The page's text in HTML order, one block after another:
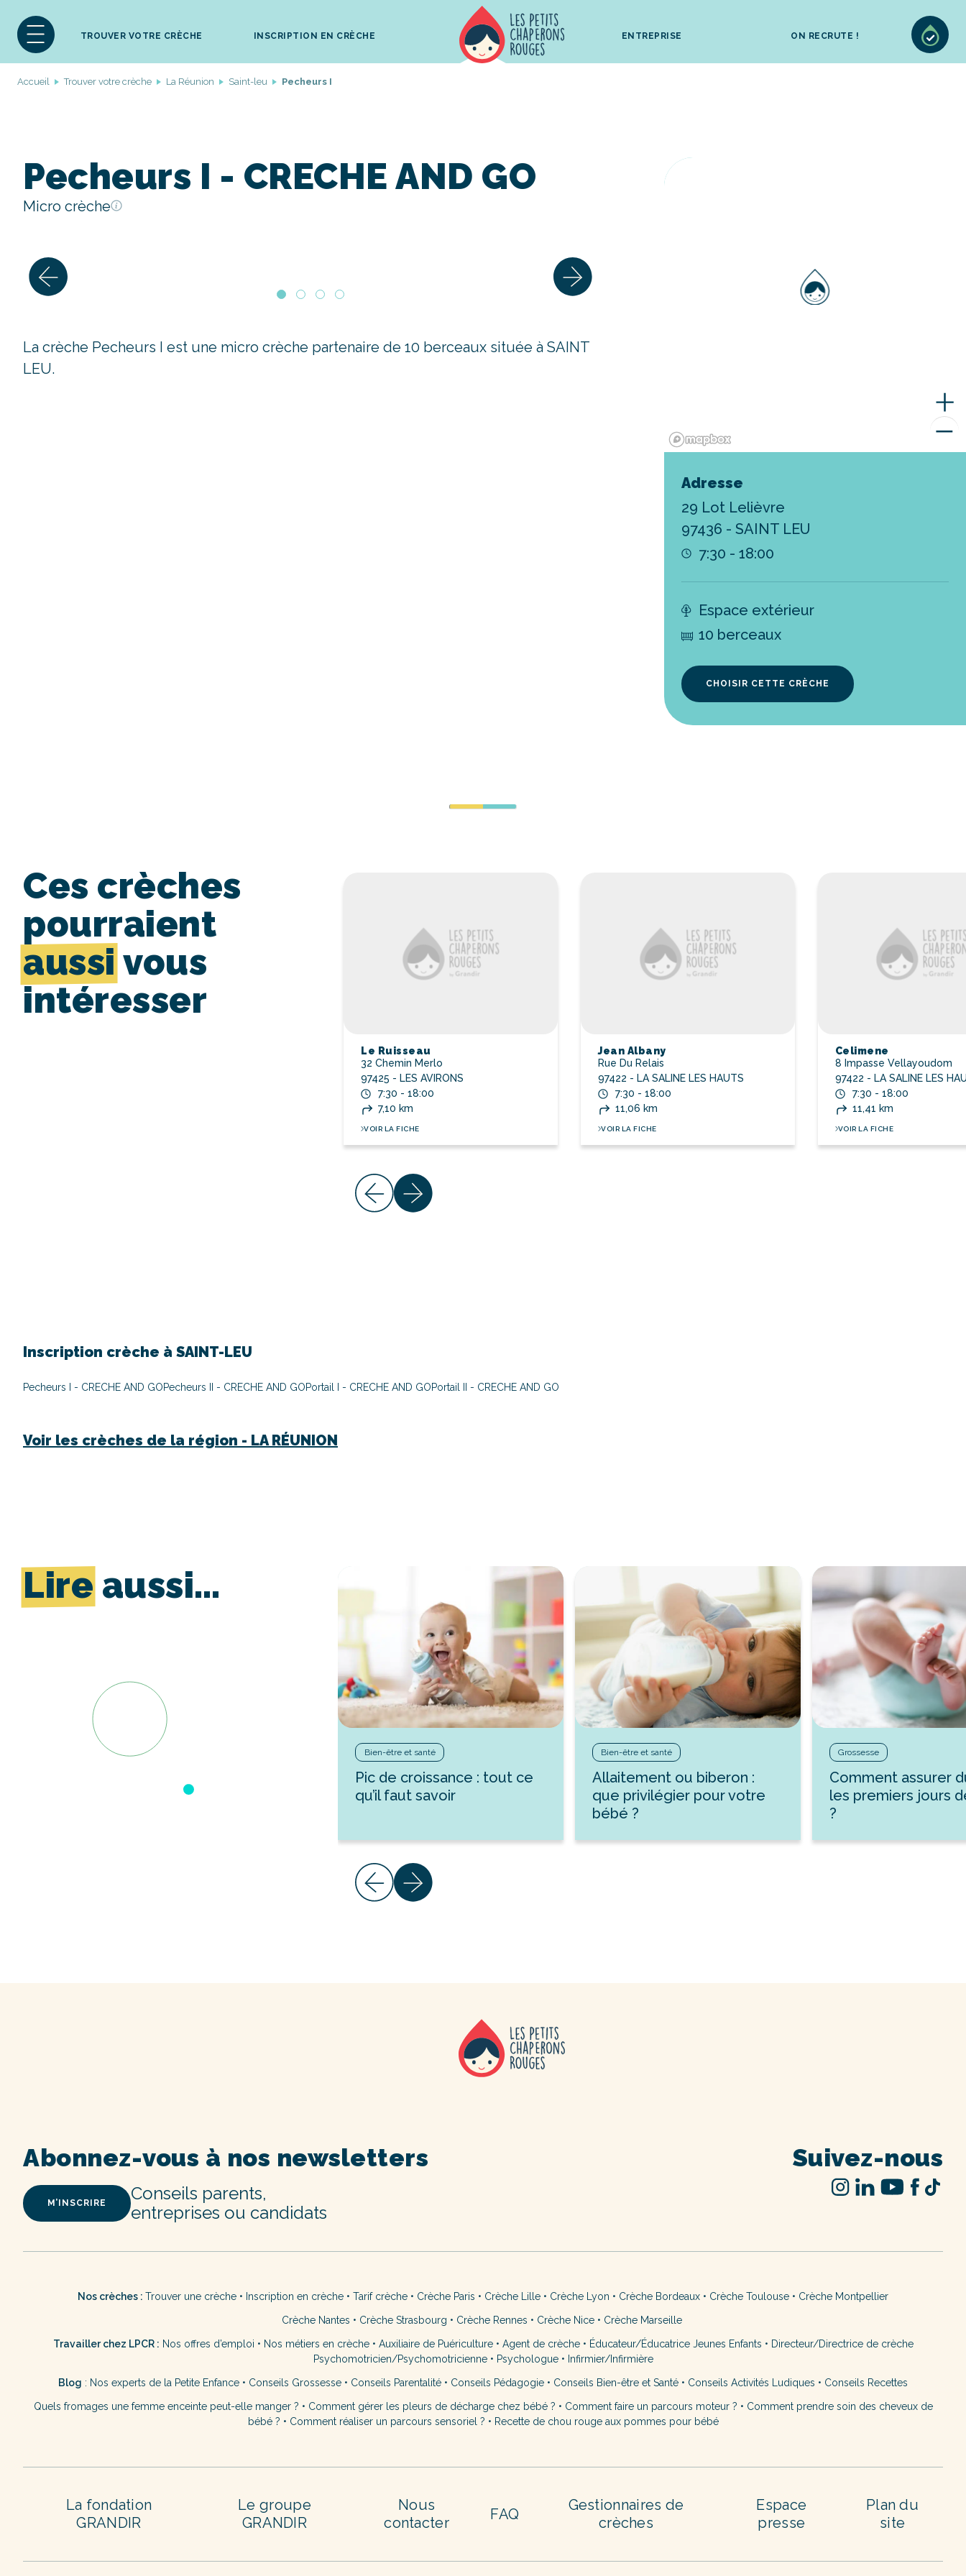
TROUVER VOTRE CRÈCHE INSCRIPTION EN CRÈCHE ENTREPRISE ON RECRUTE !
Accueil Trouver votre crèche La Réunion Saint-leu Pecheurs I
Pecheurs I - CRECHE AND GO
Micro crèche
Adresse
29 Lot Lelièvre
97436 - SAINT LEU
7:30 - 18:00
Espace extérieur
10 berceaux
CHOISIR CETTE CRÈCHE
La crèche Pecheurs I est une micro crèche partenaire de 10 berceaux située à SAINT
LEU.
Ces crèches
pourraient
aussi vous
intéresser
Le Ruisseau
32 Chemin Merlo
97425 - LES AVIRONS
7:30 - 18:00
7,10 km
VOIR LA FICHE
Jean Albany
Rue Du Relais
97422 - LA SALINE LES HAUTS
7:30 - 18:00
11,06 km
VOIR LA FICHE
Celimene
8 Impasse Vellayoudom
97422 - LA SALINE LES
7:30 - 18:00
11,41 km
VOIR LA FICHE
Inscription crèche à SAINT-LEU
Pecheurs I - CRECHE AND GOPecheurs II - CRECHE AND GOPortail I - CRECHE AND GOPortail II - CRECHE AND GO
Voir les crèches de la région - LA RÉUNION
Lire aussi…
Bien-être et santé
Pic de croissance : tout ce
qu’il faut savoir
Bien-être et santé
Allaitement ou biberon :
que privilégier pour votre
bébé ?
Grossesse
Comment assurer
les premiers jours
?
Abonnez-vous à nos newsletters
M’INSCRIRE
Conseils parents,
entreprises ou candidats
Suivez-nous
Nos crèches : Trouver une crèche • Inscription en crèche • Tarif crèche • Crèche Paris • Crèche Lille • Crèche Lyon • Crèche Bordeaux • Crèche Toulouse • Crèche Montpellier
Crèche Nantes • Crèche Strasbourg • Crèche Rennes • Crèche Nice• Crèche Marseille
Travailler chez LPCR : Nos offres d’emploi • Nos métiers en crèche• Auxiliaire de Puériculture• Agent de crèche• Éducateur/Éducatrice Jeunes Enfants • Directeur/Directrice de crèche
Psychomotricien/Psychomotricienne• Psychologue• Infirmier/Infirmière
Blog : Nos experts de la Petite Enfance • Conseils Grossesse • Conseils Parentalité • Conseils Pédagogie • Conseils Bien-être et Santé • Conseils Activités Ludiques • Conseils Recettes
Quels fromages une femme enceinte peut-elle manger ? • Comment gérer les pleurs de décharge chez bébé ? • Comment faire un parcours moteur ? • Comment prendre soin des cheveux de
bébé ? • Comment réaliser un parcours sensoriel ? • Recette de chou rouge aux pommes pour bébé
La fondation
GRANDIR
Le groupe
GRANDIR
Nous
contacter
FAQ
Gestionnaires de
crèches
Espace
presse
Plan du
site